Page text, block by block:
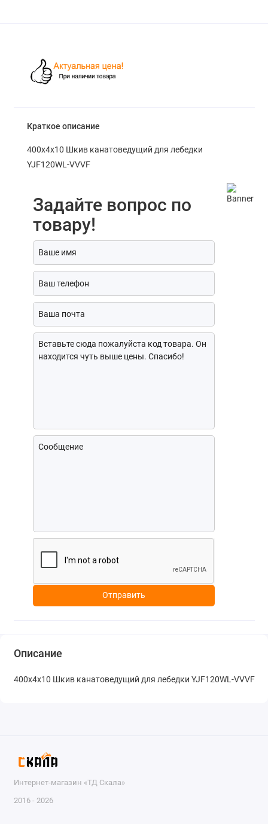
Краткое описание
400х4х10 Шкив канатоведущий для лебедки
YJF120WL-VVVF
Задайте вопрос по
товару!
Отправить
Описание
400х4х10 Шкив канатоведущий для лебедки YJF120WL-VVVF
Интернет-магазин «ТД Скала»
2016 - 2026